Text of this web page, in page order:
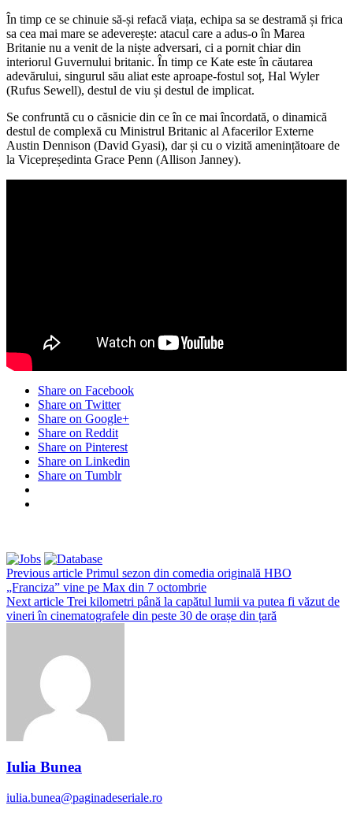
În timp ce se chinuie să-și refacă viața, echipa sa se destramă și frica
sa cea mai mare se adeverește: atacul care a adus-o în Marea
Britanie nu a venit de la niște adversari, ci a pornit chiar din
interiorul Guvernului britanic. În timp ce Kate este în căutarea
adevărului, singurul său aliat este aproape-fostul soț, Hal Wyler
(Rufus Sewell), destul de viu și destul de implicat.
Se confruntă cu o căsnicie din ce în ce mai încordată, o dinamică
destul de complexă cu Ministrul Britanic al Afacerilor Externe
Austin Dennison (David Gyasi), dar și cu o vizită amenințătoare de
la Vicepreședinta Grace Penn (Allison Janney).
Share on Facebook
Share on Twitter
Share on Google+
Share on Reddit
Share on Pinterest
Share on Linkedin
Share on Tumblr
Previous article Primul sezon din comedia originală HBO
„Franciza” vine pe Max din 7 octombrie
Next article Trei kilometri până la capătul lumii va putea fi văzut de
vineri în cinematografele din peste 30 de orașe din țară
Iulia Bunea
iulia.bunea@paginadeseriale.ro